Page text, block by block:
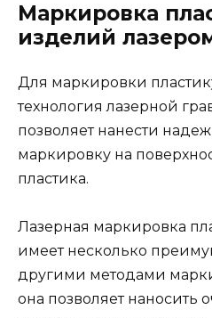
Маркировка
изделий
Для маркировки
технология лазерной
позволяет нанести
маркировку на
пластика.
Лазерная маркировка
имеет несколько
другими методами
она позволяет наносить